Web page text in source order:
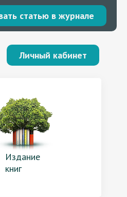
статью в журнале
Личный кабинет
Издание
книг